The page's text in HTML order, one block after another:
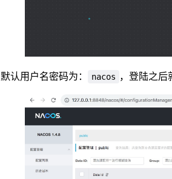
默认用户名密码为： nacos ，登陆之后